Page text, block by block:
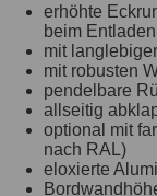
erhöhte
beim Entladen
mit
mit robusten
pendelbare
allseitig
optional mit
nach RAL)
eloxierte